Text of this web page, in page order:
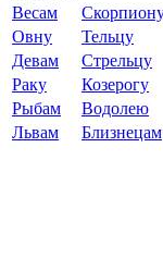
Весам
Овну
Тельцу
Девам
Стрельцу
Раку
Козерогу
Рыбам
Водолею
Львам
Близнецам